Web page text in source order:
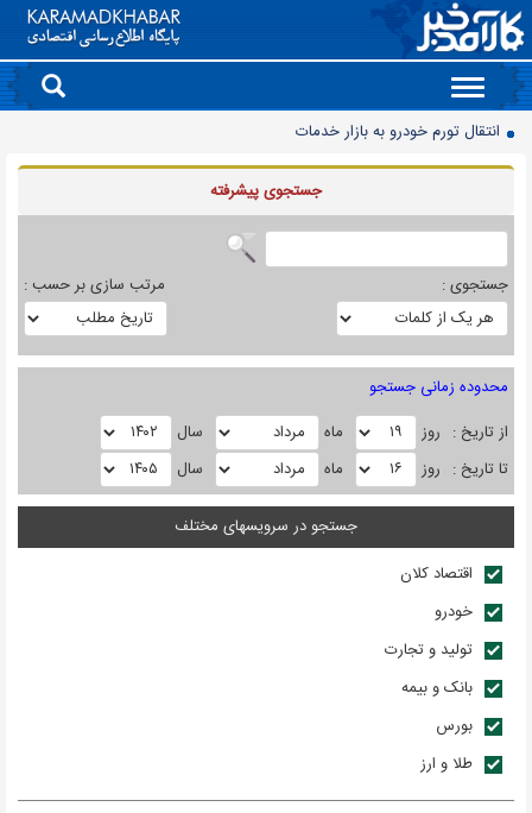
Toggle
navigation
انتقال تورم خودرو به بازار خدمات
90 میلیون کیف پول برای ایرانی ها ساخته شد
معمای قیمت سکه امامی و بهار آزادی در دادگاه خانواده
آخرین وضعیت سدهای تهران اعلام شد
حذف و بازگشت دوباره تلگرام به فروشگاه برنامه اپل
موتورسیکلت‌های برقی مشتری ندارند/ کمبود زیرساخت یا بی‌میلی مردم؟
سدهای مهم کشور چقدر آب دارند؟
جمعیت ایران از ۸۷ میلیون نفر عبور کرد
قیمت برق تابستانی به اوج زمستانی رسید
جستجوی پيشرفته
جستجوی : مرتب سازی بر حسب :
محدوده زمانی جستجو
از تاريخ : روز ماه
سال
تا تاريخ : روز ماه سال
جستجو در سرويسهای مختلف
اقتصاد کلان
خودرو
تولید و تجارت
بانک و بیمه
بورس
طلا و ارز